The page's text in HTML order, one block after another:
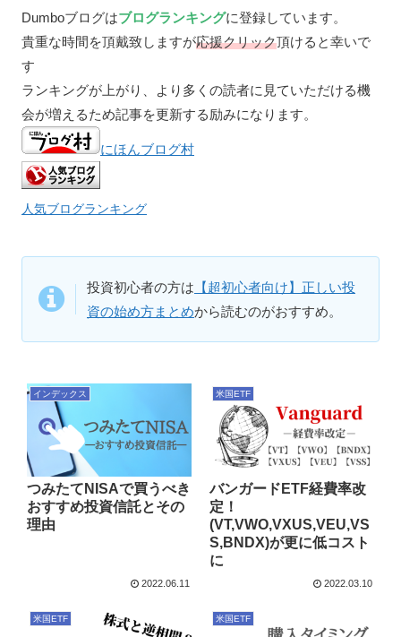
Dumboブログはブログランキングに登録しています。
貴重な時間を頂戴致しますが応援クリック頂けると幸いで
す
ランキングが上がり、より多くの読者に見ていただける機
会が増えるため記事を更新する励みになります。
にほんブログ村
人気ブログランキング
投資初心者の方は 【超初心者向け】正しい投
資の始め方まとめから読むのがおすすめ。
インデックス
つみたてNISAで買うべき
おすすめ投資信託とその
理由
2022.06.11
米国ETF
バンガードETF経費率改
定！
(VT,VWO,VXUS,VEU,VS
S,BNDX)が更に低コスト
に
2022.03.10
米国ETF 米国ETF